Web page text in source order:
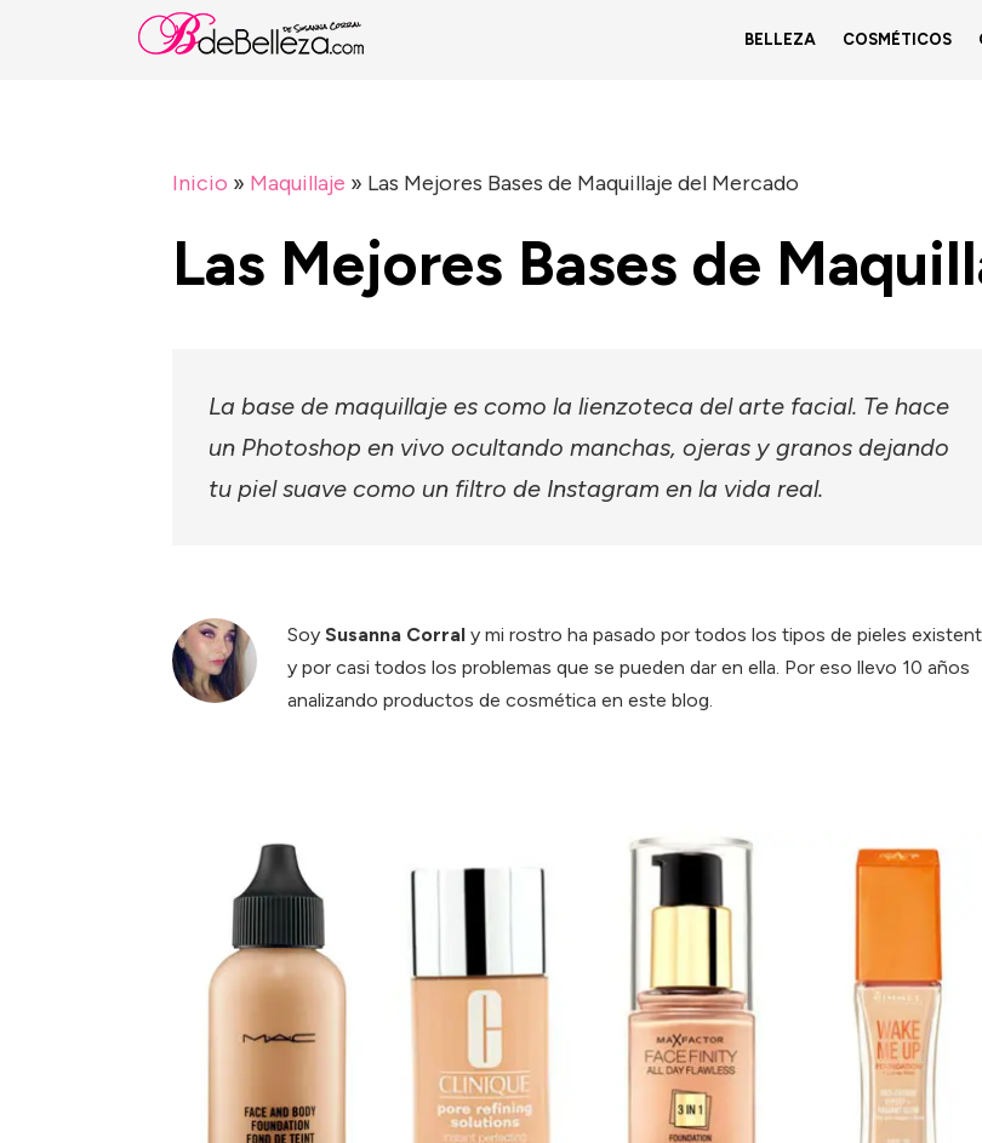
BELLEZA COSMÉTICOS
Inicio » Maquillaje » Las Mejores Bases de Maquillaje del Mercado
Las Mejores Bases de
La base de maquillaje es como la lienzoteca del arte facial. Te hace
un Photoshop en vivo ocultando manchas, ojeras y granos dejando
tu piel suave como un filtro de Instagram en la vida real.
Soy Susanna Corral y mi rostro ha pasado por todos los tipos de pieles
y por casi todos los problemas que se pueden dar en ella. Por eso llevo 10 años
analizando productos de cosmética en este blog.